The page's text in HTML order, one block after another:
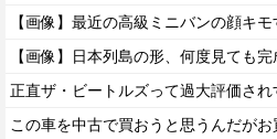
【画像】最近の高級ミニバンの顔キ
【画像】日本列島の形、何度見ても
正直ザ・ビートルズって過大評価され
この車を中古で買おうと思うんだがお